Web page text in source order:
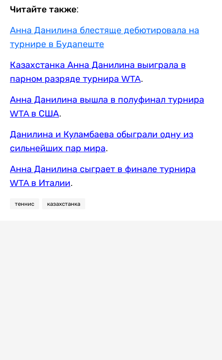
Читайте также:
Анна Данилина блестяще дебютировала на
турнире в Будапеште
Казахстанка Анна Данилина выиграла в
парном разряде турнира WTA.
Анна Данилина вышла в полуфинал турнира
WTA в США.
Данилина и Куламбаева обыграли одну из
сильнейших пар мира.
Анна Данилина сыграет в финале турнира
WTA в Италии.
теннис казахстанка